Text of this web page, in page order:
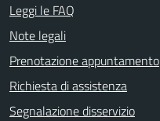
Leggi le FAQ
Note legali
Prenotazione appuntamento
Richiesta di assistenza
Segnalazione disservizio